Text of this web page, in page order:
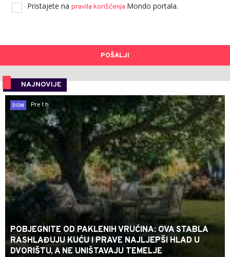
Pristajete na pravila korišćenja Mondo portala.
POŠALJI
NAJNOVIJE
0
DOM
Pre 1 h
POBJEGNITE OD PAKLENIH VRUĆINA: OVA STABLA
RASHLAĐUJU KUĆU I PRAVE NAJLJEPŠI HLAD U
DVORIŠTU, A NE UNIŠTAVAJU TEMELJE